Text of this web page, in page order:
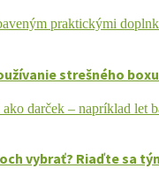
strešného boxu
vybrať? Riaďte sa